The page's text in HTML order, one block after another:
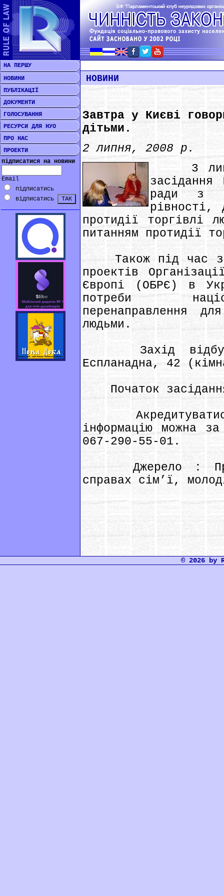
НА ПЕРШУ
НОВИНИ
ПУБЛІКАЦІЇ
ДОКУМЕНТИ
ГОЛОСУВАННЯ
РЕСУРСИ ДЛЯ НУО
ПРО НАС
ПРОЕКТИ
підписатися на новини
Email
підписатись
відписатись
НОВИНИ
Завтра у Києві
дітьми.
2 липня, 2008 р.
3 липня
засідання
ради з
рівності,
протидії торгівлі
питанням протидії
Також під час
проектів
Європі (ОБРЄ) в
потреби
перенаправлення
людьми.
Захід
Еспланадна, 42
Початок
Акредитуватись
інформацію можна
067-290-55-01.
Джерело : Прес-
справах сім’ї,
© 2026 by